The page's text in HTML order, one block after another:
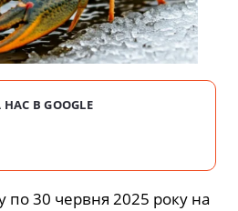
В GOOGLE
по 30 червня 2025 року на